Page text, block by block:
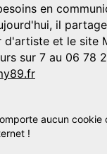
en
il
d'artiste et le site
sur 7 au 06 78
aucun cookie
!